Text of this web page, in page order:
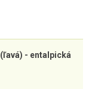
- entalpická